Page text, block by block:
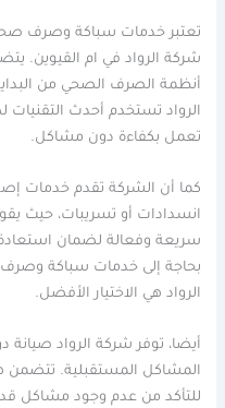
تعتبر خدمات سباكة وصرف
شركة الرواد في ام القيوين.
أنظمة الصرف الصحي من
الرواد تستخدم أحدث
تعمل بكفاءة دون مشاكل.
كما أن الشركة تقدم خدمات
انسدادات أو تسريبات، حيث
سريعة وفعالة لضمان
بحاجة إلى خدمات سباكة
الرواد هي الاختيار الأفضل.
أيضا، توفر شركة الرواد
المشاكل المستقبلية. تتضمن
للتأكد من عدم وجود مشاكل